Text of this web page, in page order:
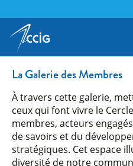
La Galerie des Membres
À travers cette galerie,
ceux qui font vivre le
membres, acteurs
de savoirs et du
stratégiques. Cet espace
diversité de notre